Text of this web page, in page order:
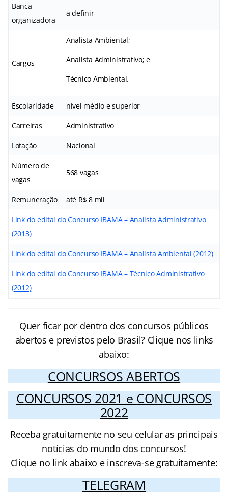
Banca
organizadora
a definir
Cargos
Analista Ambiental;
Analista Administrativo; e
Técnico Ambiental.
Escolaridade nível médio e superior
Carreiras Administrativo
Lotação Nacional
Número de
vagas
568 vagas
Remuneração até R$ 8 mil
Link do edital do Concurso IBAMA – Analista Administrativo
(2013)
Link do edital do Concurso IBAMA – Analista Ambiental (2012)
Link do edital do Concurso IBAMA – Técnico Administrativo
(2012)
Quer ficar por dentro dos concursos públicos
abertos e previstos pelo Brasil? Clique nos links
abaixo:
CONCURSOS ABERTOS
CONCURSOS 2021 e CONCURSOS
2022
Receba gratuitamente no seu celular as principais
notícias do mundo dos concursos!
Clique no link abaixo e inscreva-se gratuitamente:
TELEGRAM